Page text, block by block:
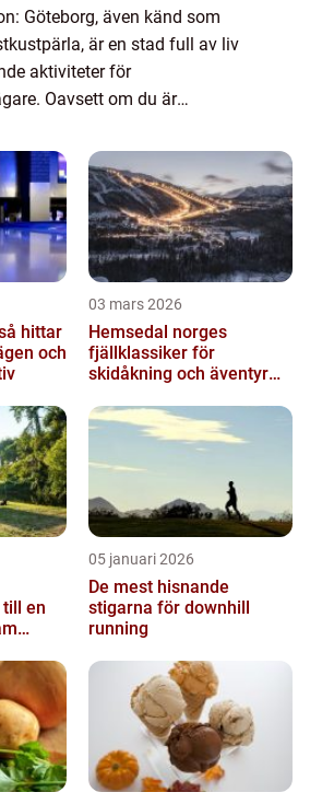
Göteborg, även känd som
är en stad full av liv
aktiviteter för
Oavsett om du är
att erbjuda för alla ...
och
03 mars 2026
Hemsedal norges
fjällklassiker för
skidåkning och äventyr
en
05 januari 2026
De mest hisnande
stigarna för downhill
running